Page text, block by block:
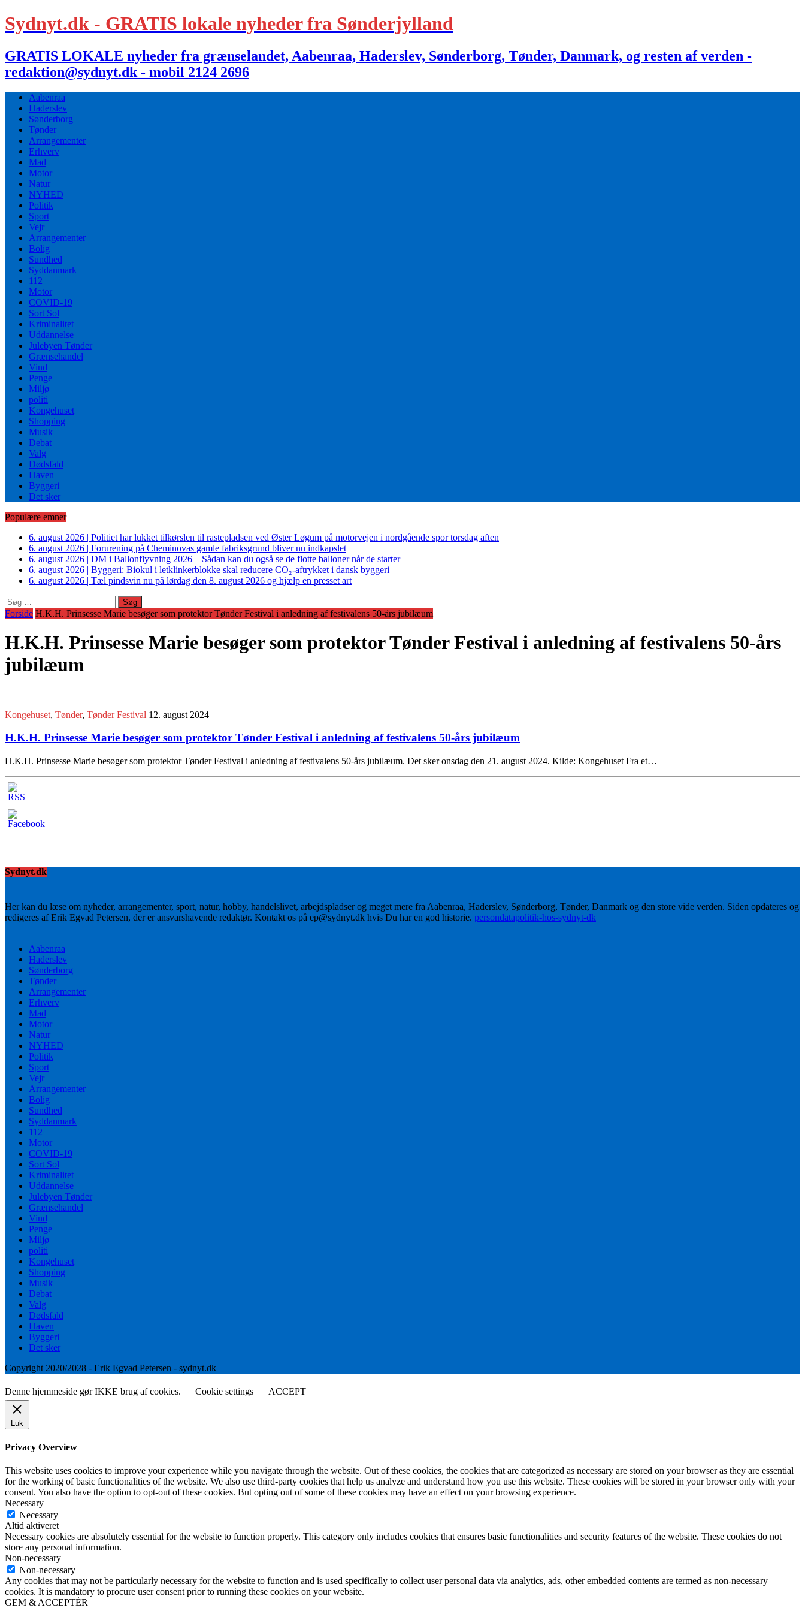
Sydnyt.dk - GRATIS lokale nyheder fra Sønderjylland
GRATIS LOKALE nyheder fra grænselandet, Aabenraa, Haderslev, Sønderborg, Tønder, Danmark, og resten af verden -
redaktion@sydnyt.dk - mobil 2124 2696
Aabenraa
Haderslev
Sønderborg
Tønder
Arrangementer
Erhverv
Mad
Motor
Natur
NYHED
Politik
Sport
Vejr
Arrangementer
Bolig
Sundhed
Syddanmark
112
Motor
COVID-19
Sort Sol
Kriminalitet
Uddannelse
Julebyen Tønder
Grænsehandel
Vind
Penge
Miljø
politi
Kongehuset
Shopping
Musik
Debat
Valg
Dødsfald
Haven
Byggeri
Det sker
Populære emner
6. august 2026 | Politiet har lukket tilkørslen til rastepladsen ved Øster Løgum på motorvejen i nordgående spor torsdag aften
6. august 2026 | Forurening på Cheminovas gamle fabriksgrund bliver nu indkapslet
6. august 2026 | DM i Ballonflyvning 2026 – Sådan kan du også se de flotte balloner når de starter
6. august 2026 | Byggeri: Biokul i letklinkerblokke skal reducere CO₂-aftrykket i dansk byggeri
6. august 2026 | Tæl pindsvin nu på lørdag den 8. august 2026 og hjælp en presset art
Søg
efter:
Forside H.K.H. Prinsesse Marie besøger som protektor Tønder Festival i anledning af festivalens 50-års jubilæum
H.K.H. Prinsesse Marie besøger som protektor Tønder Festival i anledning af festivalens 50-års
jubilæum
Kongehuset, Tønder, Tønder Festival 12. august 2024
H.K.H. Prinsesse Marie besøger som protektor Tønder Festival i anledning af festivalens 50-års jubilæum
H.K.H. Prinsesse Marie besøger som protektor Tønder Festival i anledning af festivalens 50-års jubilæum. Det sker onsdag den 21. august 2024. Kilde: Kongehuset Fra et…
Sydnyt.dk
Her kan du læse om nyheder, arrangementer, sport, natur, hobby, handelslivet, arbejdspladser og meget mere fra Aabenraa, Haderslev, Sønderborg, Tønder, Danmark og den store vide verden. Siden opdateres og
redigeres af Erik Egvad Petersen, der er ansvarshavende redaktør. Kontakt os på ep@sydnyt.dk hvis Du har en god historie. persondatapolitik-hos-sydnyt-dk
Aabenraa
Haderslev
Sønderborg
Tønder
Arrangementer
Erhverv
Mad
Motor
Natur
NYHED
Politik
Sport
Vejr
Arrangementer
Bolig
Sundhed
Syddanmark
112
Motor
COVID-19
Sort Sol
Kriminalitet
Uddannelse
Julebyen Tønder
Grænsehandel
Vind
Penge
Miljø
politi
Kongehuset
Shopping
Musik
Debat
Valg
Dødsfald
Haven
Byggeri
Det sker
Copyright 2020/2028 - Erik Egvad Petersen - sydnyt.dk
Denne hjemmeside gør IKKE brug af cookies. Cookie settings ACCEPT
Luk
Privacy Overview
This website uses cookies to improve your experience while you navigate through the website. Out of these cookies, the cookies that are categorized as necessary are stored on your browser as they are essential
for the working of basic functionalities of the website. We also use third-party cookies that help us analyze and understand how you use this website. These cookies will be stored in your browser only with your
consent. You also have the option to opt-out of these cookies. But opting out of some of these cookies may have an effect on your browsing experience.
Necessary
Necessary
Altid aktiveret
Necessary cookies are absolutely essential for the website to function properly. This category only includes cookies that ensures basic functionalities and security features of the website. These cookies do not
store any personal information.
Non-necessary
Non-necessary
Any cookies that may not be particularly necessary for the website to function and is used specifically to collect user personal data via analytics, ads, other embedded contents are termed as non-necessary
cookies. It is mandatory to procure user consent prior to running these cookies on your website.
GEM & ACCEPTÈR